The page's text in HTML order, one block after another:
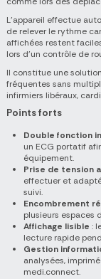
L’appareil effectue
de relever le rythme
affichées restent
lors d’un contrôle de
Il constitue une
fréquentes sans
infirmiers libéraux,
Points forts
Double fonction
un ECG portatif
équipement.
Prise de tension
effectuer et
suivi.
Encombrement
plusieurs espaces
Affichage lisible :
lecture rapide
Gestion
analysées,
medi.connect.